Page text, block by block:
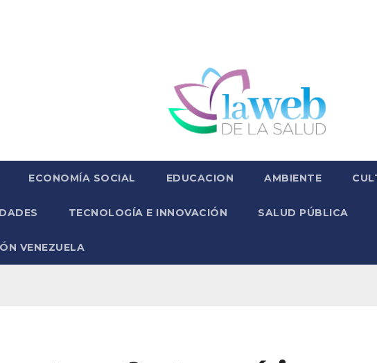
ECONOMÍA SOCIAL EDUCACION AMBIENTE
TECNOLOGÍA E INNOVACIÓN SALUD PÚBLICA
VENEZUELA